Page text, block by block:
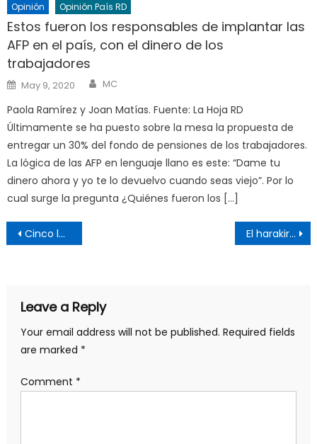
Opinión Opinión País RD
Estos fueron los responsables de implantar las
AFP en el país, con el dinero de los
trabajadores
Posted
on
May 9, 2020 Author
MC
Paola Ramírez y Joan Matías. Fuente: La Hoja RD
Últimamente se ha puesto sobre la mesa la propuesta de
entregar un 30% del fondo de pensiones de los trabajadores.
La lógica de las AFP en lenguaje llano es este: “Dame tu
dinero ahora y yo te lo devuelvo cuando seas viejo”. Por lo
cual surge la pregunta ¿Quiénes fueron los […]
Post
navigation
Cinco lecciones vitales del COVID-19 para prevenir una crisis climática El harakiri capitalista
Leave a Reply
Your email address will not be published. Required fields
are marked *
Comment *